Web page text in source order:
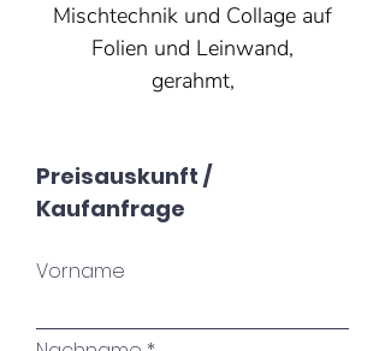
Mischtechnik und Collage auf
Folien und Leinwand,
gerahmt,
Preisauskunft /
Kaufanfrage
Vorname